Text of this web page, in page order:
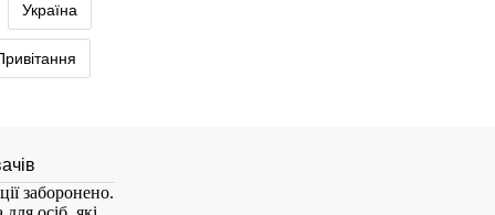
Україна
заборонено.